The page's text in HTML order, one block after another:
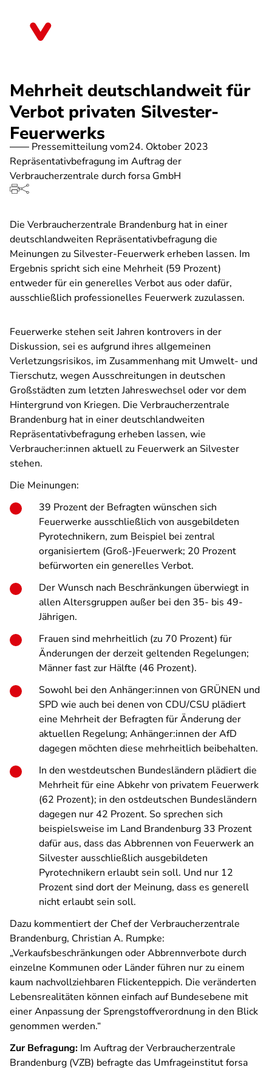
Mehrheit deutschlandweit für
Verbot privaten Silvester-
Feuerwerks
Pressemitteilung vom24. Oktober 2023
Repräsentativbefragung im Auftrag der
Verbraucherzentrale durch forsa GmbH
Die Verbraucherzentrale Brandenburg hat in einer
deutschlandweiten Repräsentativbefragung die
Meinungen zu Silvester-Feuerwerk erheben lassen. Im
Ergebnis spricht sich eine Mehrheit (59 Prozent)
entweder für ein generelles Verbot aus oder dafür,
ausschließlich professionelles Feuerwerk zuzulassen.
Feuerwerke stehen seit Jahren kontrovers in der
Diskussion, sei es aufgrund ihres allgemeinen
Verletzungsrisikos, im Zusammenhang mit Umwelt- und
Tierschutz, wegen Ausschreitungen in deutschen
Großstädten zum letzten Jahreswechsel oder vor dem
Hintergrund von Kriegen. Die Verbraucherzentrale
Brandenburg hat in einer deutschlandweiten
Repräsentativbefragung erheben lassen, wie
Verbraucher:innen aktuell zu Feuerwerk an Silvester
stehen.
Die Meinungen:
39 Prozent der Befragten wünschen sich
Feuerwerke ausschließlich von ausgebildeten
Pyrotechnikern, zum Beispiel bei zentral
organisiertem (Groß-)Feuerwerk; 20 Prozent
befürworten ein generelles Verbot.
Der Wunsch nach Beschränkungen überwiegt in
allen Altersgruppen außer bei den 35- bis 49-
Jährigen.
Frauen sind mehrheitlich (zu 70 Prozent) für
Änderungen der derzeit geltenden Regelungen;
Männer fast zur Hälfte (46 Prozent).
Sowohl bei den Anhänger:innen von GRÜNEN und
SPD wie auch bei denen von CDU/CSU plädiert
eine Mehrheit der Befragten für Änderung der
aktuellen Regelung; Anhänger:innen der AfD
dagegen möchten diese mehrheitlich beibehalten.
In den westdeutschen Bundesländern plädiert die
Mehrheit für eine Abkehr von privatem Feuerwerk
(62 Prozent); in den ostdeutschen Bundesländern
dagegen nur 42 Prozent. So sprechen sich
beispielsweise im Land Brandenburg 33 Prozent
dafür aus, dass das Abbrennen von Feuerwerk an
Silvester ausschließlich ausgebildeten
Pyrotechnikern erlaubt sein soll. Und nur 12
Prozent sind dort der Meinung, dass es generell
nicht erlaubt sein soll.
Dazu kommentiert der Chef der Verbraucherzentrale
Brandenburg, Christian A. Rumpke:
„Verkaufsbeschränkungen oder Abbrennverbote durch
einzelne Kommunen oder Länder führen nur zu einem
kaum nachvollziehbaren Flickenteppich. Die veränderten
Lebensrealitäten können einfach auf Bundesebene mit
einer Anpassung der Sprengstoffverordnung in den Blick
genommen werden.“
Zur Befragung: Im Auftrag der Verbraucherzentrale
Brandenburg (VZB) befragte das Umfrageinstitut forsa